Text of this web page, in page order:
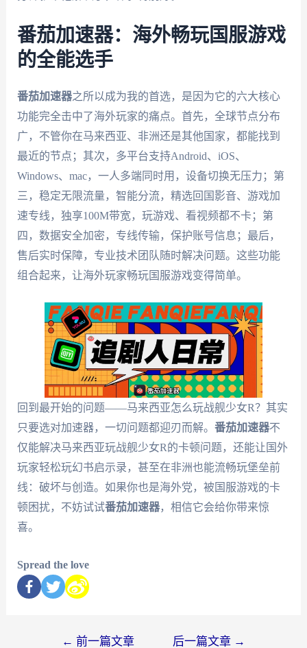
番茄加速器：海外畅玩国服游戏
的全能选手
番茄加速器之所以成为我的首选，是因为它的六大核心
功能完全击中了海外玩家的痛点。首先，全球节点分布
广，不管你在马来西亚、非洲还是其他国家，都能找到
最近的节点；其次，多平台支持Android、iOS、
Windows、mac，一人多端同时用，设备切换无压力；第
三，稳定无限流量，智能分流，精选回国影音、游戏加
速专线，独享100M带宽，玩游戏、看视频都不卡；第
四，数据安全加密，专线传输，保护账号信息；最后，
售后实时保障，专业技术团队随时解决问题。这些功能
组合起来，让海外玩家畅玩国服游戏变得简单。
回到最开始的问题——马来西亚怎么玩战舰少女R？其实
只要选对加速器，一切问题都迎刃而解。 番茄加速器不
仅能解决马来西亚玩战舰少女R的卡顿问题，还能让国外
玩家轻松玩幻书启示录，甚至在非洲也能流畅玩堡垒前
线：破坏与创造。如果你也是海外党，被国服游戏的卡
顿困扰，不妨试试番茄加速器，相信它会给你带来惊
喜。
Spread the love
← 前一篇文章 后一篇文章 →